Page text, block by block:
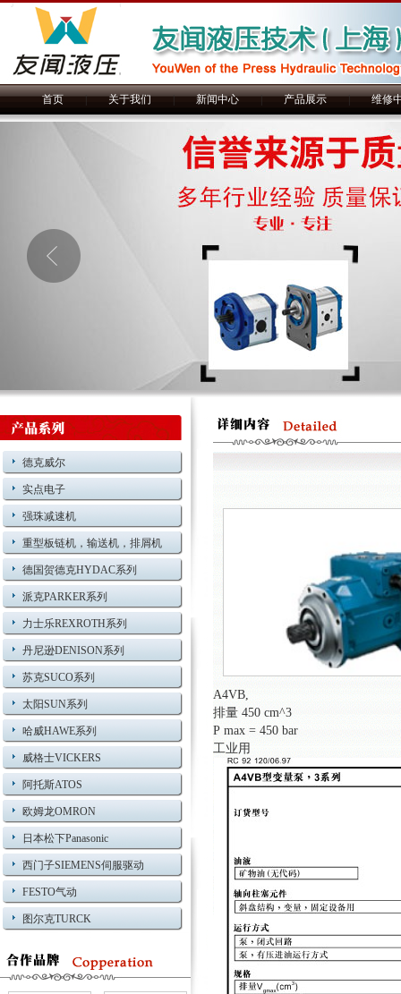
首页|关于我们|新闻中心|产品展示|维修
德克威尔
实点电子
强珠减速机
重型板链机，输送机，排屑机
德国贺德克HYDAC系列
派克PARKER系列
力士乐REXROTH系列
丹尼逊DENISON系列
苏克SUCO系列
太阳SUN系列
哈威HAWE系列
威格士VICKERS
阿托斯ATOS
欧姆龙OMRON
日本松下Panasonic
西门子SIEMENS伺服驱动
FESTO气动
图尔克TURCK
A4VB,
排量450 cm^3
P max = 450 bar
工业用